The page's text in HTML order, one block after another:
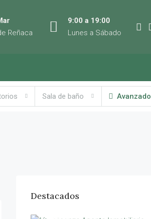
Reñaca
9:00 a 19:00
Lunes a Sábado
Sala de baño Avanzado
Destacados